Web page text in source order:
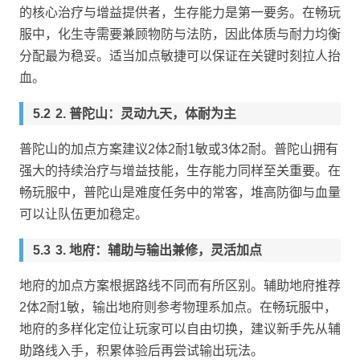
的核心治疗与增益提供者，生存能力是第一要务。在畅玩
服中，化生寺需要兼顾物防与法防，因此体质与耐力均衡
分配最为稳妥。适当加点敏捷可以保证在关键时刻拉人抬
血。
2. 普陀山：灵动九天，体耐为主
普陀山的加点方案建议2体2耐1敏或3体2耐。普陀山拥有
强大的持续治疗与增益技能，生存能力同样至关重要。在
畅玩服中，普陀山是难度任务中的常客，堆高防御与血量
可以让队伍更加稳定。
3. 地府：辅助与输出兼修，灵活加点
地府的加点方案根据路线不同而有所区别。辅助地府推荐
2体2耐1敏，输出地府则参考物理系加点。在畅玩服中，
地府的多样化定位让玩家可以自由切换，建议新手先从辅
助路线入手，积累体验后再尝试输出玩法。